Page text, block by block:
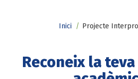
Inici Projecte
Reconeix la